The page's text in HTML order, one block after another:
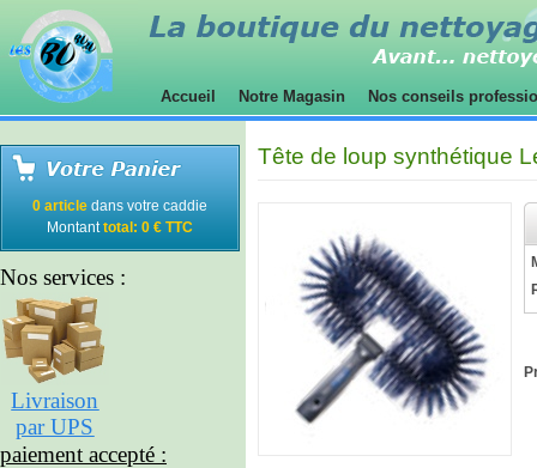
Accueil Notre Magasin Nos conseils
0 article dans votre caddie
Montanttotal: 0 € TTC
Nos services :
Livraison
par UPS
paiement accepté :
Tête de loup synthétique